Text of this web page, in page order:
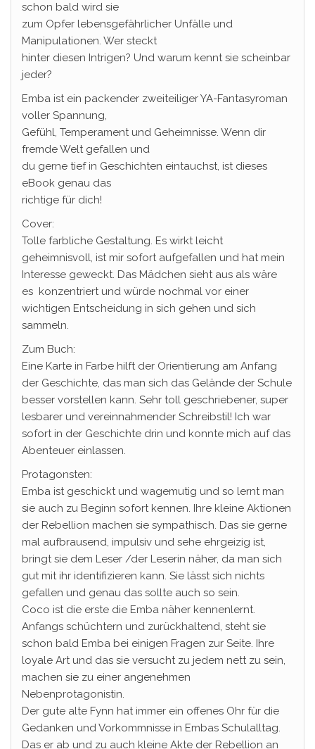
schon bald wird sie
zum Opfer lebensgefährlicher Unfälle und
Manipulationen. Wer steckt
hinter diesen Intrigen? Und warum kennt sie scheinbar
jeder?
Emba ist ein packender zweiteiliger YA-Fantasyroman
voller Spannung,
Gefühl, Temperament und Geheimnisse. Wenn dir
fremde Welt gefallen und
du gerne tief in Geschichten eintauchst, ist dieses
eBook genau das
richtige für dich!
Cover:
Tolle farbliche Gestaltung. Es wirkt leicht
geheimnisvoll, ist mir sofort aufgefallen und hat mein
Interesse geweckt. Das Mädchen sieht aus als wäre
es konzentriert und würde nochmal vor einer
wichtigen Entscheidung in sich gehen und sich
sammeln.
Zum Buch:
Eine Karte in Farbe hilft der Orientierung am Anfang
der Geschichte, das man sich das Gelände der Schule
besser vorstellen kann. Sehr toll geschriebener, super
lesbarer und vereinnahmender Schreibstil! Ich war
sofort in der Geschichte drin und konnte mich auf das
Abenteuer einlassen.
Protagonsten:
Emba ist geschickt und wagemutig und so lernt man
sie auch zu Beginn sofort kennen. Ihre kleine Aktionen
der Rebellion machen sie sympathisch. Das sie gerne
mal aufbrausend, impulsiv und sehe ehrgeizig ist,
bringt sie dem Leser /der Leserin näher, da man sich
gut mit ihr identifizieren kann. Sie lässt sich nichts
gefallen und genau das sollte auch so sein.
Coco ist die erste die Emba näher kennenlernt.
Anfangs schüchtern und zurückhaltend, steht sie
schon bald Emba bei einigen Fragen zur Seite. Ihre
loyale Art und das sie versucht zu jedem nett zu sein,
machen sie zu einer angenehmen
Nebenprotagonistin.
Der gute alte Fynn hat immer ein offenes Ohr für die
Gedanken und Vorkommnisse in Embas Schulalltag.
Das er ab und zu auch kleine Akte der Rebellion an